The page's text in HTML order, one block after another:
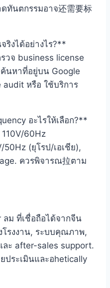
ทันตกรรมอาจ还需要标
ริงได้อย่างไร?**
วจ business license
นหาที่อยู่บน Google
หรือ ใช้บริการ
อะไรให้เลือก?**
60Hz
(ยุโรป/เอเชีย),
ควรพิจารณ拉ตาม
ลม ที่เชื่อถือได้จากจีน
โรงงาน, ระบบคุณภาพ,
ละ after-sales support.
ประเมินและอhetically